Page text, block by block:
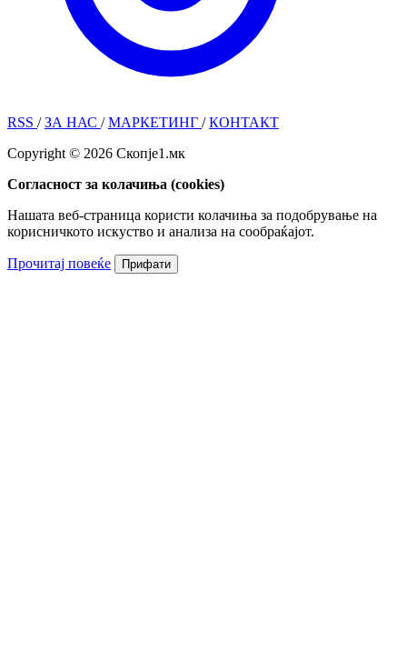
RSS /ЗА НАС /МАРКЕТИНГ /КОНТАКТ
Copyright © 2026 Скопје1.мк
Согласност за колачиња (cookies)
Нашата веб-страница користи колачиња за подобрување на
корисничкото искуство и анализа на сообраќајот.
Прочитај повеќе Прифати